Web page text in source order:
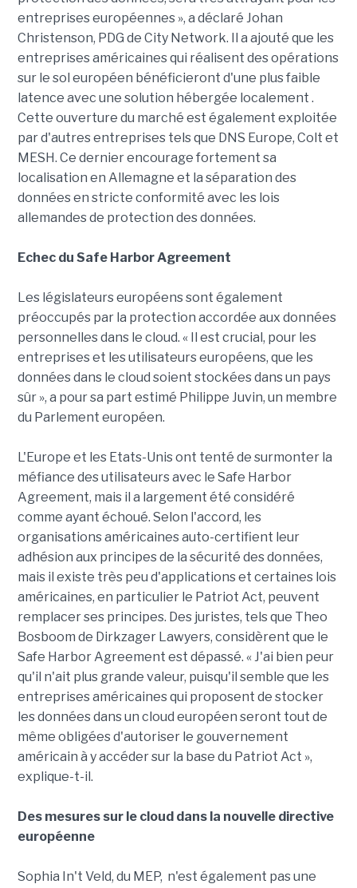
entreprises européennes », a déclaré Johan
Christenson, PDG de City Network. Il a ajouté que les
entreprises américaines qui réalisent des opérations
sur le sol européen bénéficieront d'une plus faible
latence avec une solution hébergée localement .
Cette ouverture du marché est également exploitée
par d'autres entreprises tels que DNS Europe, Colt et
MESH. Ce dernier encourage fortement sa
localisation en Allemagne et la séparation des
données en stricte conformité avec les lois
allemandes de protection des données.
Echec du Safe Harbor Agreement
Les législateurs européens sont également
préoccupés par la protection accordée aux données
personnelles dans le cloud. « Il est crucial, pour les
entreprises et les utilisateurs européens, que les
données dans le cloud soient stockées dans un pays
sûr », a pour sa part estimé Philippe Juvin, un membre
du Parlement européen.
L'Europe et les Etats-Unis ont tenté de surmonter la
méfiance des utilisateurs avec le Safe Harbor
Agreement, mais il a largement été considéré
comme ayant échoué. Selon l'accord, les
organisations américaines auto-certifient leur
adhésion aux principes de la sécurité des données,
mais il existe très peu d'applications et certaines lois
américaines, en particulier le Patriot Act, peuvent
remplacer ses principes. Des juristes, tels que Theo
Bosboom de Dirkzager Lawyers, considèrent que le
Safe Harbor Agreement est dépassé. « J'ai bien peur
qu'il n'ait plus grande valeur, puisqu'il semble que les
entreprises américaines qui proposent de stocker
les données dans un cloud européen seront tout de
même obligées d'autoriser le gouvernement
américain à y accéder sur la base du Patriot Act »,
explique-t-il.
Des mesures sur le cloud dans la nouvelle directive
européenne
Sophia In't Veld, du MEP, n'est également pas une